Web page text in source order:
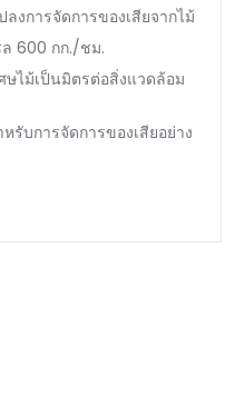
งการจัดการของเสียจากไม้
ล 600 กก./ชม.
ษไม้เป็นมิตรต่อสิ่งแวดล้อม
รับการจัดการของเสียอย่าง